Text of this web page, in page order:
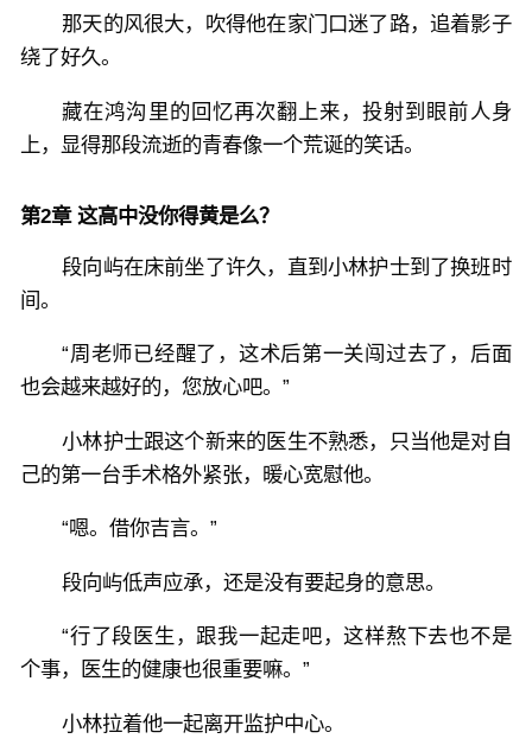
那天的风很大，吹得他在家门口迷了路，追着影子
绕了好久。
藏在鸿沟里的回忆再次翻上来，投射到眼前人身
上，显得那段流逝的青春像一个荒诞的笑话。
第2章 这高中没你得黄是么？
段向屿在床前坐了许久，直到小林护士到了换班时
间。
“周老师已经醒了，这术后第一关闯过去了，后面
也会越来越好的，您放心吧。”
小林护士跟这个新来的医生不熟悉，只当他是对自
己的第一台手术格外紧张，暖心宽慰他。
“嗯。借你吉言。”
段向屿低声应承，还是没有要起身的意思。
“行了段医生，跟我一起走吧，这样熬下去也不是
个事，医生的健康也很重要嘛。”
小林拉着他一起离开监护中心。